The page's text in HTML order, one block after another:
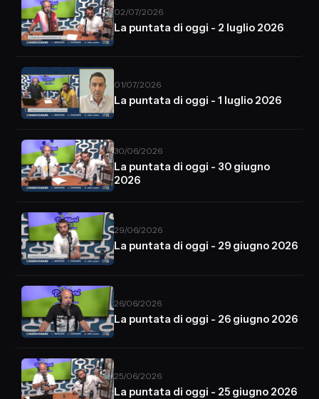
02/07/2026
La puntata di oggi - 2 luglio 2026
01/07/2026
La puntata di oggi - 1 luglio 2026
30/06/2026
La puntata di oggi - 30 giugno
2026
29/06/2026
La puntata di oggi - 29 giugno 2026
26/06/2026
La puntata di oggi - 26 giugno 2026
25/06/2026
La puntata di oggi - 25 giugno 2026